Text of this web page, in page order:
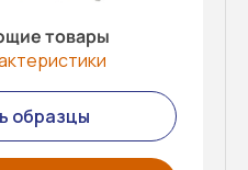
товары
образцы